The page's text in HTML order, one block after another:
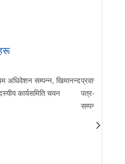
अधिवेशन सम्पन्न, खिमानन्द
कार्यसमिति चयन
प्रवास र
पत्र-२०२६
सम्पन्न